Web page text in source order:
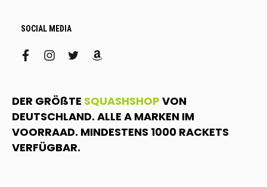
SOCIAL MEDIA
facebookinstagram
twitteramazon
DER GRÖßTE SQUASHSHOP VON
DEUTSCHLAND. ALLE A MARKEN IM
VOORRAAD. MINDESTENS 1000 RACKETS
VERFÜGBAR.